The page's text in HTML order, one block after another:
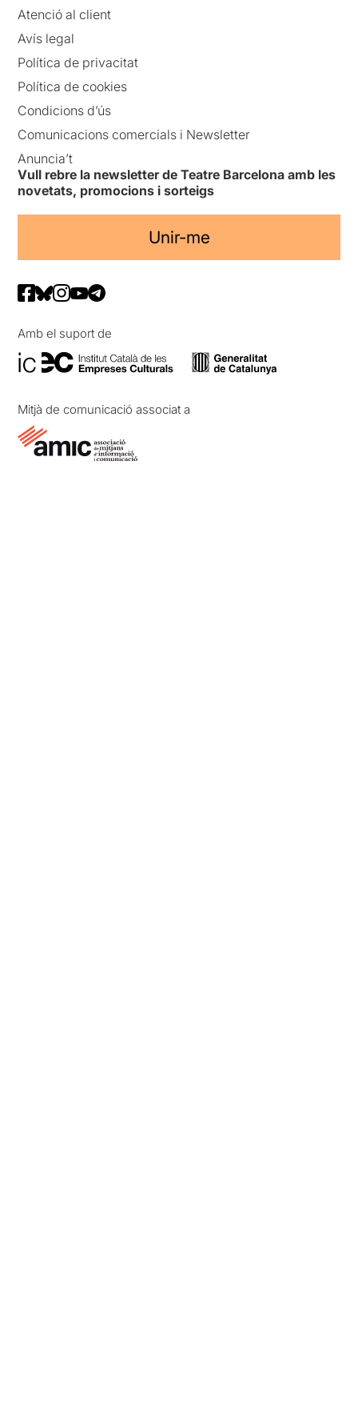
Atenció al client
Avís legal
Política de privacitat
Política de cookies
Condicions d’ús
Comunicacions comercials i Newsletter
Anuncia’t
Vull rebre la newsletter de Teatre Barcelona amb les
novetats, promocions i sorteigs
Unir-me
Amb el suport de
Mitjà de comunicació associat a